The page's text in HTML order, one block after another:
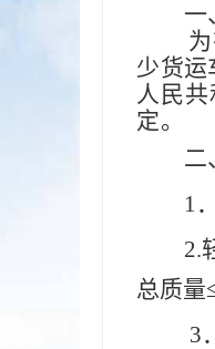
一
少货运
人民
定。
二
1
2.
总质量
3